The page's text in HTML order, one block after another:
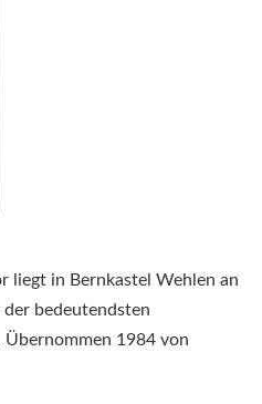
liegt in Bernkastel Wehlen an
bedeutendsten
1984 von